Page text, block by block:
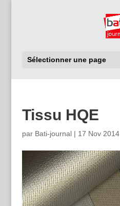
Sélectionner une page
Tissu HQE
par Bati-journal| 17 Nov 2014